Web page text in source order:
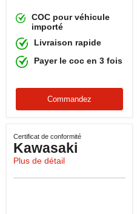
COC pour véhicule
importé
Livraison rapide
Payer le coc en 3 fois
Commandez
Certificat de conformité
Kawasaki
Plus de détail